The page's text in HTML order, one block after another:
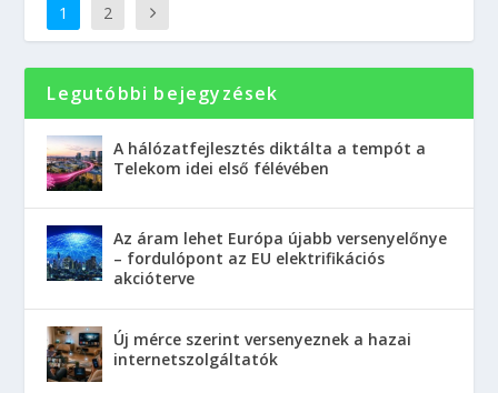
1 2
Legutóbbi bejegyzések
A hálózatfejlesztés diktálta a tempót a
Telekom idei első félévében
Az áram lehet Európa újabb versenyelőnye
– fordulópont az EU elektrifikációs
akcióterve
Új mérce szerint versenyeznek a hazai
internetszolgáltatók